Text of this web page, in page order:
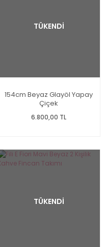
TÜKENDİ
154cm Beyaz Glayöl Yapay
Çiçek
6.800,00 TL
TÜKENDİ